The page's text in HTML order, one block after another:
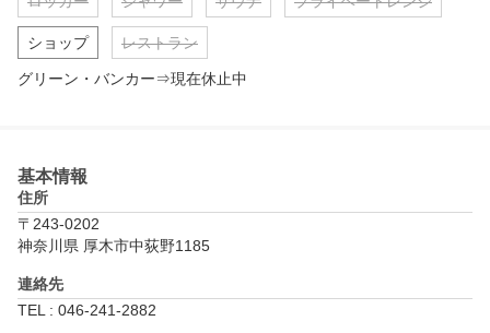
ショップ レストラン
グリーン・バンカー⇒現在休止中
基本情報
住所
〒243-0202
神奈川県 厚木市中荻野1185
連絡先
TEL : 046-241-2882